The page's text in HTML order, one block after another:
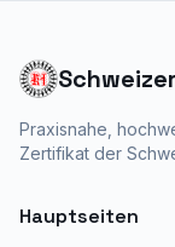
Praxisnahe,
Zertifikat der
Hauptseiten